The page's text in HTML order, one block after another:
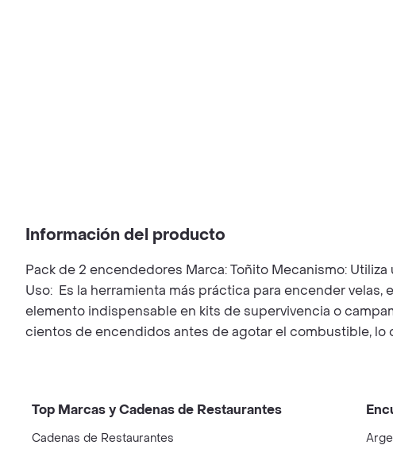
Información del producto
Pack de 2 encendedores Marca: Toñito Mecanismo:
Uso: Es la herramienta más práctica para encender
elemento indispensable en kits de supervivencia o
cientos de encendidos antes de agotar el combustible, lo
Top Marcas y Cadenas de Restaurantes
Cadenas de Restaurantes